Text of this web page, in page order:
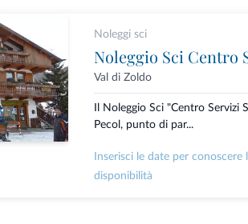
Noleggi sci
Noleggio Sci Centro
Val di Zoldo
Il Noleggio Sci "Centro Servizi
Pecol, punto di par...
Inserisci le date per conoscere
disponibilità